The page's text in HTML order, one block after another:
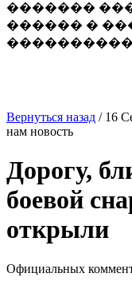
�������
������ �
Вернуться назад / 16
нам новость
Дорогу,
боевой
открыли
Официальных